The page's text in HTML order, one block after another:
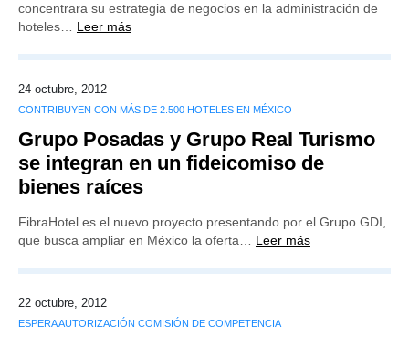
concentrara su estrategia de negocios en la administración de
hoteles… Leer más
24 octubre, 2012
CONTRIBUYEN CON MÁS DE 2.500 HOTELES EN MÉXICO
Grupo Posadas y Grupo Real Turismo
se integran en un fideicomiso de
bienes raíces
FibraHotel es el nuevo proyecto presentando por el Grupo GDI,
que busca ampliar en México la oferta… Leer más
22 octubre, 2012
ESPERA AUTORIZACIÓN COMISIÓN DE COMPETENCIA